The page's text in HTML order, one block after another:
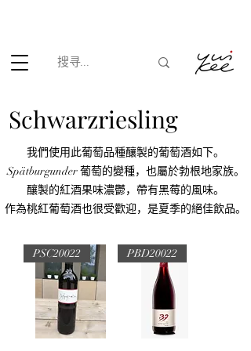
Schwarzriesling
我們使用此葡萄品種釀製的葡萄酒如下。
Spätburgunder 葡萄的變種，也屬於勃根地家族。
釀製的紅酒果味濃鬱，帶有黑莓的風味。
作為桃紅葡萄酒也很受歡迎，是夏季的絕佳飲品。
PSC20022 PBD20022